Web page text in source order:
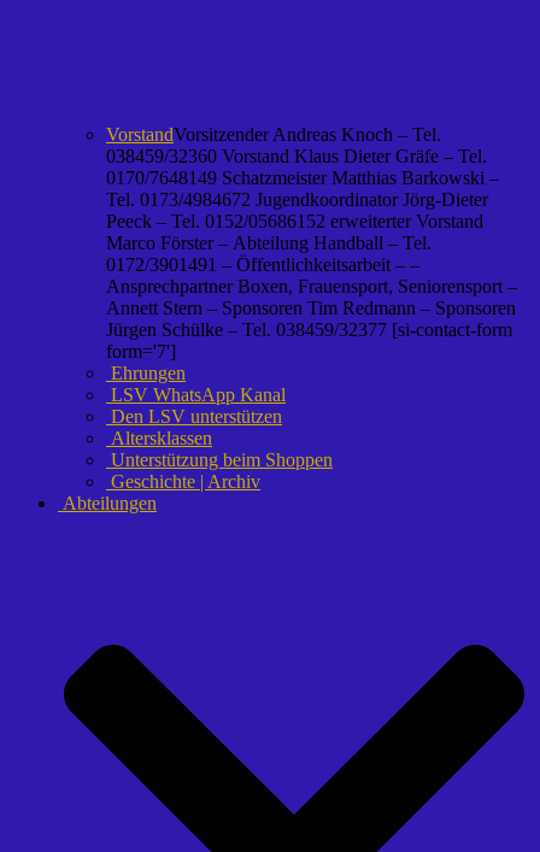
VorstandVorsitzender Andreas Knoch – Tel.
038459/32360 Vorstand Klaus Dieter Gräfe – Tel.
0170/7648149 Schatzmeister Matthias Barkowski –
Tel. 0173/4984672 Jugendkoordinator Jörg-Dieter
Peeck – Tel. 0152/05686152 erweiterter Vorstand
Marco Förster – Abteilung Handball – Tel.
0172/3901491 – Öffentlichkeitsarbeit – –
Ansprechpartner Boxen, Frauensport, Seniorensport –
Annett Stern – Sponsoren Tim Redmann – Sponsoren
Jürgen Schülke – Tel. 038459/32377 [si-contact-form
form='7']
Ehrungen
LSV WhatsApp Kanal
Den LSV unterstützen
Altersklassen
Unterstützung beim Shoppen
Geschichte | Archiv
Abteilungen